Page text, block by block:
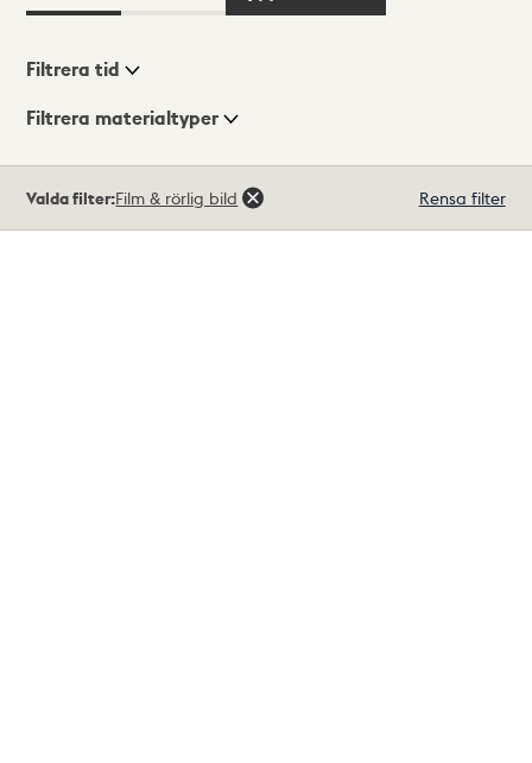
Visningsläge
Filtrera tid
Filtrera materialtyper
träffar
Valda filter:Film & rörlig bild Rensa filter